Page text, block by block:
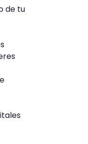
de tu